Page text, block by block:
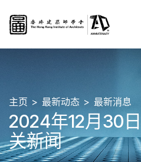
主页 最新动态 最新消息
2024年12月30
关新闻